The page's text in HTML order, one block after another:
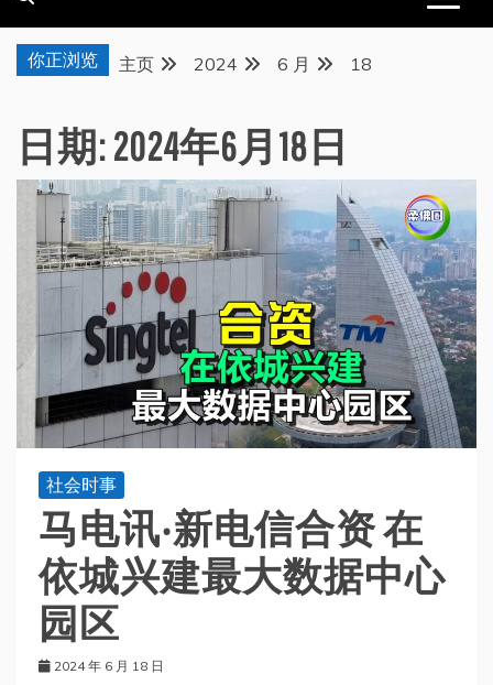
你正浏览 主页 2024 6 月 18
日期:2024年6月18日
社会时事
马电讯‧新电信合资 在
依城兴建最大数据中心
园区
2024 年 6 月 18 日